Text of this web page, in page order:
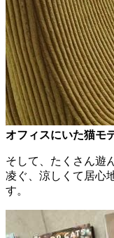
オフィスにいた猫モ
そして、たくさん遊
凌ぐ、涼しくて居心
す。